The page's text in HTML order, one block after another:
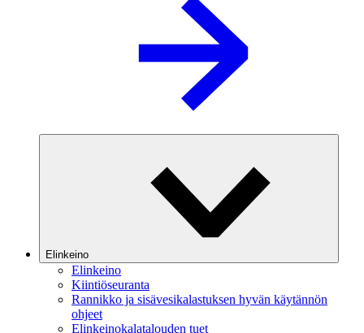
Elinkeino
Elinkeino
Kiintiöseuranta
Rannikko ja sisävesikalastuksen hyvän käytännön
ohjeet
Elinkeinokalatalouden tuet